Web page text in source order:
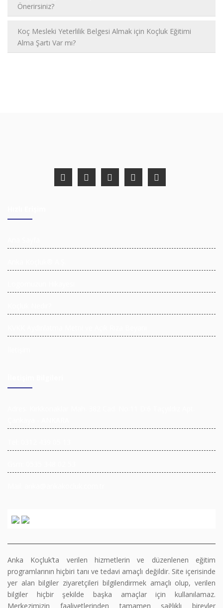
Önerirsiniz?
Koç Mesleki Yeterlilik Belgesi Almak için Koçluk Eğitimi
Alma Şartı Var mı?
Anka Koçluk’ta verilen hizmetlerin ve düzenlenen eğitim
programlarının hiçbiri tanı ve tedavi amaçlı değildir. Site içerisinde
yer alan bilgiler ziyaretçileri bilgilendirmek amaçlı olup, verilen
bilgiler hiçbir şekilde başka amaçlar için kullanılamaz.
Merkezimizin faaliyetlerinden tamamen sağlıklı bireyler